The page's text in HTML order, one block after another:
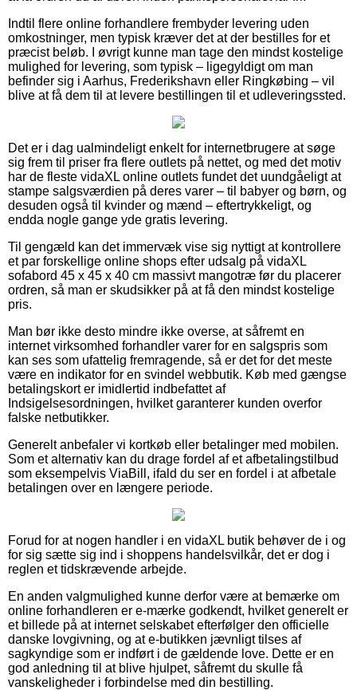
Indtil flere online forhandlere frembyder levering uden
omkostninger, men typisk kræver det at der bestilles for et
præcist beløb. I øvrigt kunne man tage den mindst kostelige
mulighed for levering, som typisk – ligegyldigt om man
befinder sig i Aarhus, Frederikshavn eller Ringkøbing – vil
blive at få dem til at levere bestillingen til et udleveringssted.
Det er i dag ualmindeligt enkelt for internetbrugere at søge
sig frem til priser fra flere outlets på nettet, og med det motiv
har de fleste vidaXL online outlets fundet det uundgåeligt at
stampe salgsværdien på deres varer – til babyer og børn, og
desuden også til kvinder og mænd – eftertrykkeligt, og
endda nogle gange yde gratis levering.
Til gengæld kan det immervæk vise sig nyttigt at kontrollere
et par forskellige online shops efter udsalg på vidaXL
sofabord 45 x 45 x 40 cm massivt mangotræ før du placerer
ordren, så man er skudsikker på at få den mindst kostelige
pris.
Man bør ikke desto mindre ikke overse, at såfremt en
internet virksomhed forhandler varer for en salgspris som
kan ses som ufattelig fremragende, så er det for det meste
være en indikator for en svindel webbutik. Køb med gængse
betalingskort er imidlertid indbefattet af
Indsigelsesordningen, hvilket garanterer kunden overfor
falske netbutikker.
Generelt anbefaler vi kortkøb eller betalinger med mobilen.
Som et alternativ kan du drage fordel af et afbetalingstilbud
som eksempelvis ViaBill, ifald du ser en fordel i at afbetale
betalingen over en længere periode.
Forud for at nogen handler i en vidaXL butik behøver de i og
for sig sætte sig ind i shoppens handelsvilkår, det er dog i
reglen et tidskrævende arbejde.
En anden valgmulighed kunne derfor være at bemærke om
online forhandleren er e-mærke godkendt, hvilket generelt er
et billede på at internet selskabet efterfølger den officielle
danske lovgivning, og at e-butikken jævnligt tilses af
sagkyndige som er indført i de gældende love. Dette er en
god anledning til at blive hjulpet, såfremt du skulle få
vanskeligheder i forbindelse med din bestilling.